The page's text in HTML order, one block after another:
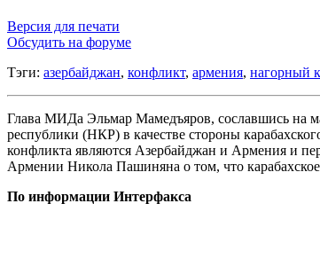
Версия для печати
Обсудить на форуме
Тэги: азербайджан, конфликт, армения, нагорный
Глава МИДа Эльмар Мамедъяров, сославшись на
республики (НКР) в качестве стороны
конфликта являются Азербайджан и Армения и
Армении Никола Пашиняна о том, что
По информации Интерфакса